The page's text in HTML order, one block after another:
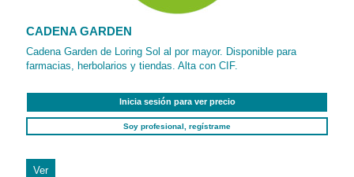
CADENA GARDEN
Cadena Garden de Loring Sol al por mayor. Disponible para
farmacias, herbolarios y tiendas. Alta con CIF.
Inicia sesión para ver precio
Soy profesional, regístrame
Ver